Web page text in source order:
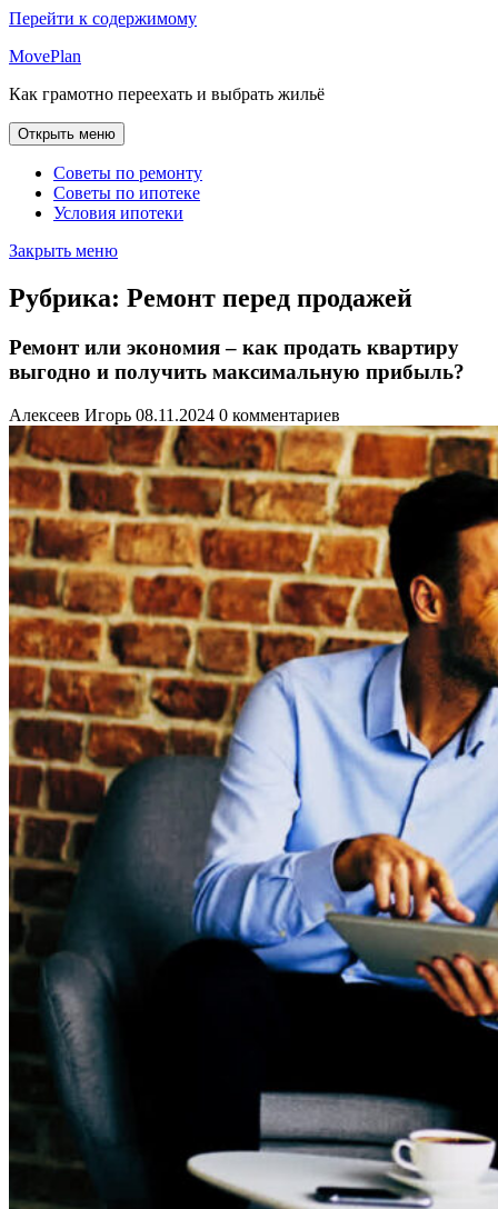
Перейти к содержимому
MovePlan
Как грамотно переехать и выбрать жильё
Открыть меню
Советы по ремонту
Советы по ипотеке
Условия ипотеки
Закрыть меню
Рубрика: Ремонт перед продажей
Ремонт или экономия – как продать квартиру
выгодно и получить максимальную прибыль?
Алексеев Игорь 08.11.2024 0 комментариев